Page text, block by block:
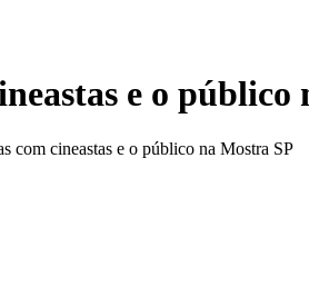
e o público
com cineastas e o público na Mostra SP